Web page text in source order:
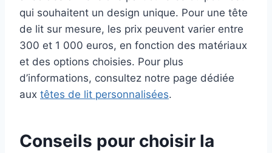
qui souhaitent un design unique. Pour une tête
de lit sur mesure, les prix peuvent varier entre
300 et 1 000 euros, en fonction des matériaux
et des options choisies. Pour plus
d’informations, consultez notre page dédiée
aux têtes de lit personnalisées.
Conseils pour choisir la